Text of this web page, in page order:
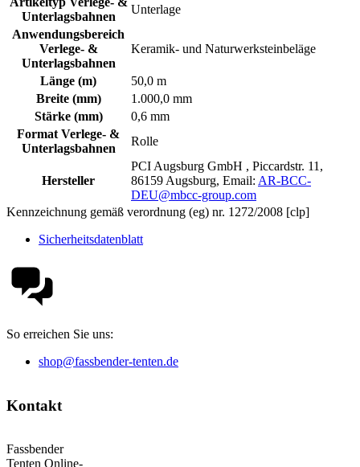
Unterlagsbahnen
Unterlage
Anwendungsbereich
Verlege- &
Unterlagsbahnen
Keramik- und Naturwerksteinbeläge
Länge (m)
50,0 m
Breite (mm)
1.000,0 mm
Stärke (mm)
0,6 mm
Format Verlege- &
Unterlagsbahnen
Rolle
Hersteller
PCI Augsburg GmbH , Piccardstr. 11,
86159 Augsburg, Email: AR-BCC-
DEU@mbcc-group.com
Kennzeichnung gemäß verordnung (eg) nr. 1272/2008 [clp]
Sicherheitsdatenblatt
So erreichen Sie uns:
shop@fassbender-tenten.de
Kontakt
Fassbender
Tenten Online-